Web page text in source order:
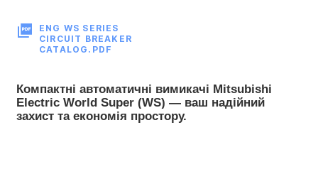
ENG WS SERIES
CIRCUIT BREAKER
CATALOG.PDF
Компактні автоматичні вимикачі Mitsubishi
Electric World Super (WS) — ваш надійний
захист та економія простору.